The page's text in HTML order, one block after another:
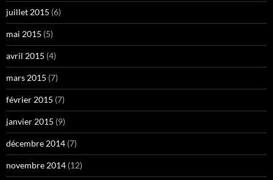
juillet 2015 (6)
mai 2015 (5)
avril 2015 (4)
mars 2015 (7)
février 2015 (7)
janvier 2015 (9)
décembre 2014 (7)
novembre 2014 (12)